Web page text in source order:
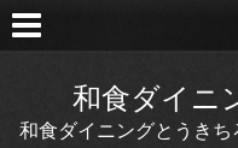
和食ダイニ
和食ダイニングとうき